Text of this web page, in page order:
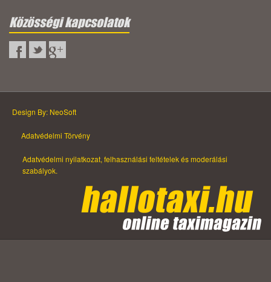
Közösségi kapcsolatok
Design By: NeoSoft
Adatvédelmi Törvény
Adatvédelmi nyilatkozat, felhasználási feltételek és moderálási
szabályok.